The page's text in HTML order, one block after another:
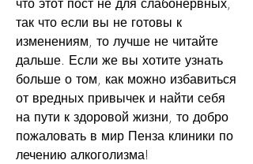
так что если вы не готовы к
изменениям, то лучше не читайте
дальше. Если же вы хотите узнать
больше о том, как можно избавиться
от вредных привычек и найти себя
на пути к здоровой жизни, то добро
пожаловать в мир Пенза клиники по
лечению алкоголизма!